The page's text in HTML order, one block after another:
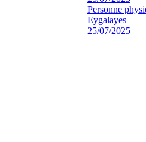
Personne
Eygalayes
25/07/2025